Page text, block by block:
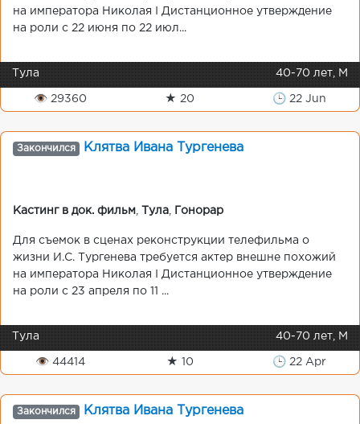
на императора Николая I Дистанционное утверждение
на роли с 22 июня по 22 июл...
Тула 40-70 лет, М
👁 29360 ★ 20 🕒 22 Jun
Закончился Клятва Ивана Тургенева
Кастинг в док. фильм Тула Гонорар
Для съемок в сценах реконструкции телефильма о
жизни И.С. Тургенева требуется актер внешне похожий
на императора Николая I Дистанционное утверждение
на роли с 23 апреля по 11 ...
Тула 40-70 лет, М
👁 44414 ★ 10 🕒 22 Apr
Закончился Клятва Ивана Тургенева